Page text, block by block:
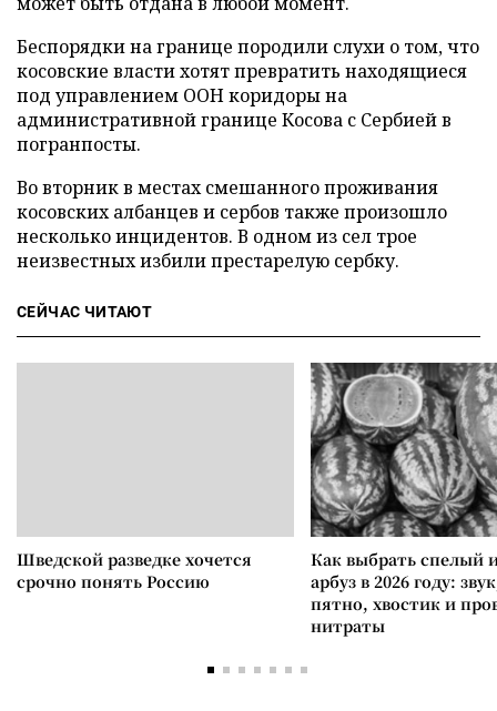
Беспорядки на границе породили слухи о том, что
косовские власти хотят превратить находящиеся
под управлением ООН коридоры на
административной границе Косова с Сербией в
погранпосты.
Во вторник в местах смешанного проживания
косовских албанцев и сербов также произошло
несколько инцидентов. В одном из сел трое
неизвестных избили престарелую сербку.
СЕЙЧАС ЧИТАЮТ
Шведской разведке хочется
срочно понять Россию
Как выбрать спелый
арбуз в 2026 году:
пятно, хвостик и
нитраты